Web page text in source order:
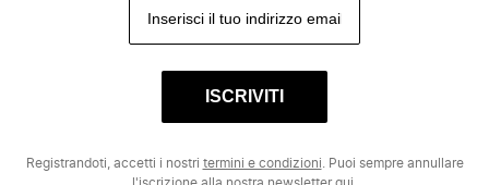
ISCRIVITI
Registrandoti, accetti i nostri termini e condizioni . Puoi sempre annullare